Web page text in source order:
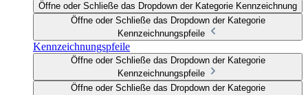
Öffne oder Schließe das Dropdown der Kategorie Kennzeichnung
Öffne oder Schließe das Dropdown der Kategorie
Kennzeichnungspfeile
Kennzeichnungspfeile
Öffne oder Schließe das Dropdown der Kategorie
Kennzeichnungspfeile
Öffne oder Schließe das Dropdown der Kategorie